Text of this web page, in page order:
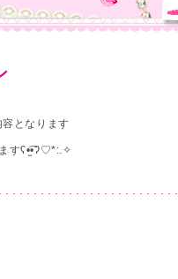
となります
すʕ•̫͡•ʔ♡*:.✧